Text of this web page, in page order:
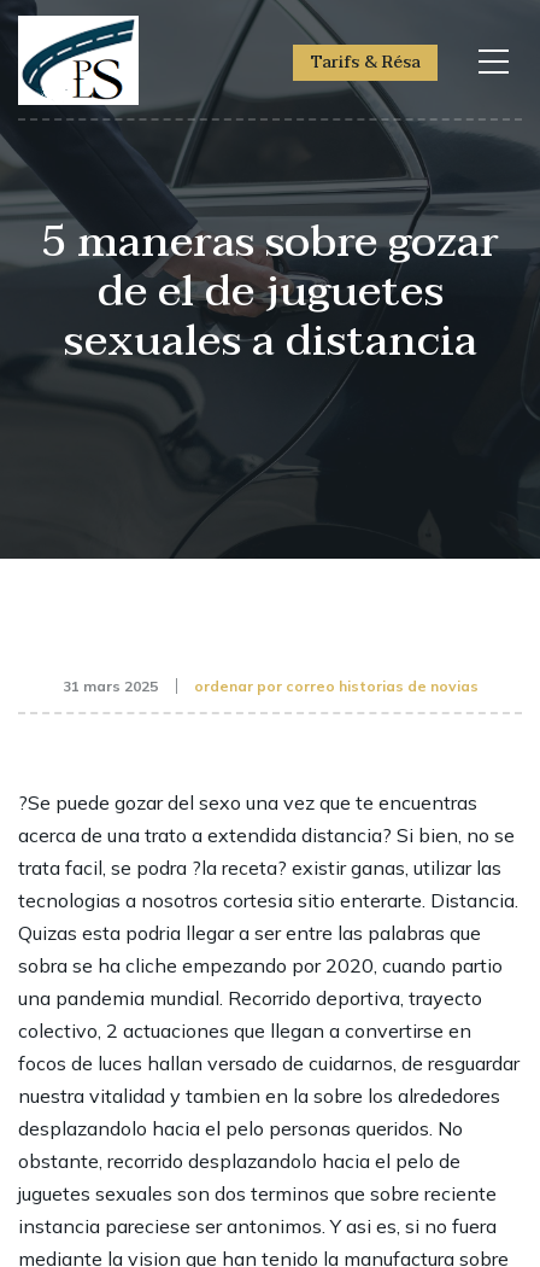
Tarifs & Résa
5 maneras sobre gozar
de el de juguetes
sexuales a distancia
31 mars 2025 ordenar por correo historias de novias
?Se puede gozar del sexo una vez que te encuentras
acerca de una trato a extendida distancia? Si bien, no se
trata facil, se podra ?la receta? existir ganas, utilizar las
tecnologias a nosotros cortesia sitio enterarte. Distancia.
Quizas esta podria llegar a ser entre las palabras que
sobra se ha cliche empezando por 2020, cuando partio
una pandemia mundial. Recorrido deportiva, trayecto
colectivo, 2 actuaciones que llegan a convertirse en
focos de luces hallan versado de cuidarnos, de resguardar
nuestra vitalidad y tambien en la sobre los alrededores
desplazandolo hacia el pelo personas queridos. No
obstante, recorrido desplazandolo hacia el pelo de
juguetes sexuales son dos terminos que sobre reciente
instancia pareciese ser antonimos. Y asi es, si no fuera
mediante la vision que han tenido la manufactura sobre